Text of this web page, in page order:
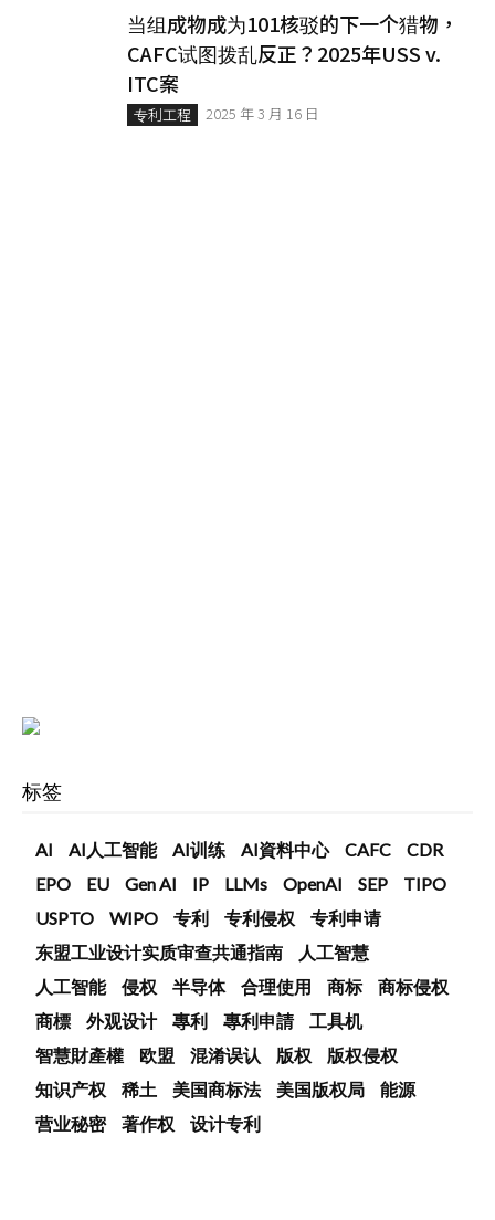
当组成物成为101核驳的下一个猎物，
CAFC试图拨乱反正？2025年USS v.
ITC案
专利工程 2025 年 3 月 16 日
标签
AI AI人工智能 AI训练 AI資料中心 CAFC
CDR
EPO
EU Gen AI IP LLMs OpenAI SEP
TIPO
USPTO
WIPO 专利 专利侵权
专利申请
东盟工业设计实质审查共通指南
人工智慧
人工智能
侵权 半导体 合理使用 商标
商标侵权
商標
外观设计 專利 專利申請
工具机
智慧財產權
欧盟 混淆误认 版权
版权侵权
知识产权
稀土 美国商标法 美国版权局
能源
营业秘密
著作权 设计专利